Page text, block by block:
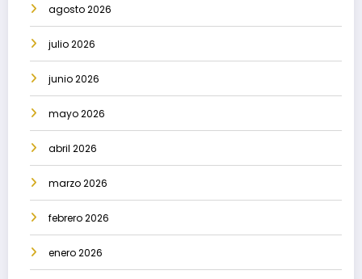
agosto 2026
julio 2026
junio 2026
mayo 2026
abril 2026
marzo 2026
febrero 2026
enero 2026